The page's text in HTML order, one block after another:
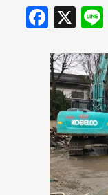
F
a
c
e
b
o
o
k
X Li